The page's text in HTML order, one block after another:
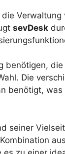
Verwaltung
sevDesk
benötigen,
Die
benötigt,
seiner